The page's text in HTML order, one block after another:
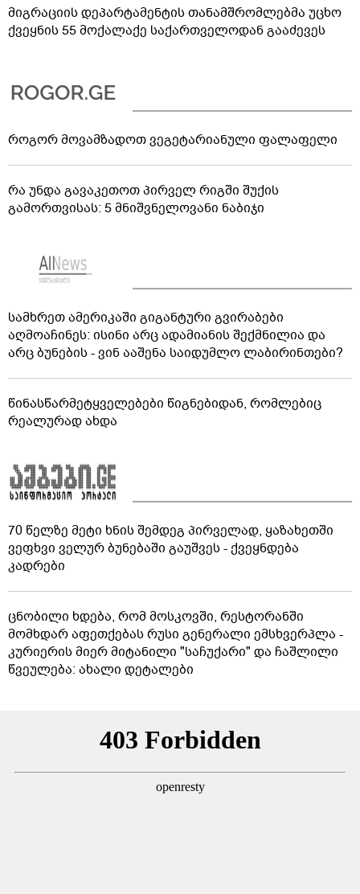
მიგრაციის დეპარტამენტის თანამშრომლებმა უცხო
ქვეყნის 55 მოქალაქე საქართველოდან გააძევეს
როგორ მოვამზადოთ ვეგეტარიანული ფალაფელი
რა უნდა გავაკეთოთ პირველ რიგში შუქის
გამორთვისას: 5 მნიშვნელოვანი ნაბიჯი
სამხრეთ ამერიკაში გიგანტური გვირაბები
აღმოაჩინეს: ისინი არც ადამიანის შექმნილია და
არც ბუნების - ვინ ააშენა საიდუმლო ლაბირინთები?
წინასწარმეტყველებები წიგნებიდან, რომლებიც
რეალურად ახდა
70 წელზე მეტი ხნის შემდეგ პირველად, ყაზახეთში
ვეფხვი ველურ ბუნებაში გაუშვეს - ქვეყნდება
კადრები
ცნობილი ხდება, რომ მოსკოვში, რესტორანში
მომხდარ აფეთქებას რუსი გენერალი ემსხვერპლა -
კურიერის მიერ მიტანილი "საჩუქარი" და ჩაშლილი
წვეულება: ახალი დეტალები